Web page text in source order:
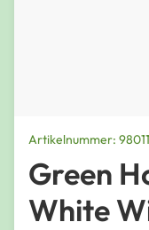
Artikelnummer:
Green
White